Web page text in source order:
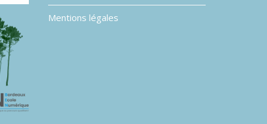
Mentions légales